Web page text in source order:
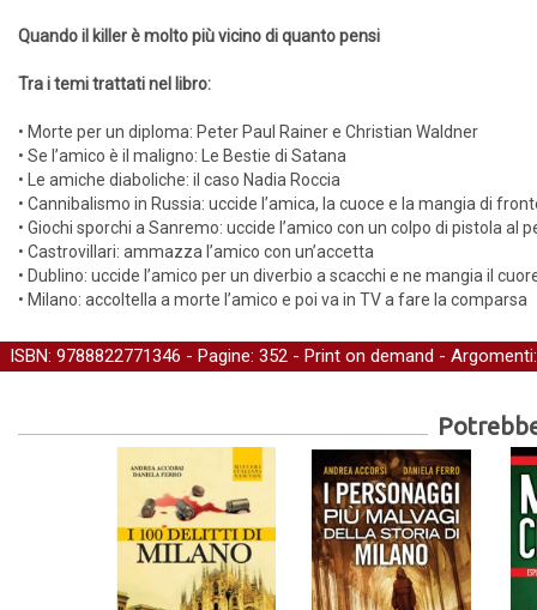
Quando il killer è molto più vicino di quanto pensi
Tra i temi trattati nel libro:
• Morte per un diploma: Peter Paul Rainer e Christian Waldner
• Se l’amico è il maligno: Le Bestie di Satana
• Le amiche diaboliche: il caso Nadia Roccia
• Cannibalismo in Russia: uccide l’amica, la cuoce e la mangia di
• Giochi sporchi a Sanremo: uccide l’amico con un colpo di pistola al
• Castrovillari: ammazza l’amico con un’accetta
• Dublino: uccide l’amico per un diverbio a scacchi e ne mangia il
• Milano: accoltella a morte l’amico e poi va in TV a fare la comparsa
ISBN: 9788822771346 - Pagine: 352 - Print on demand -